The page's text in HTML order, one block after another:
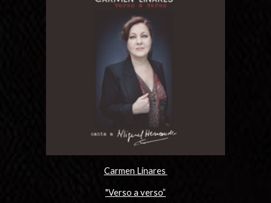
Carmen Linares
"Verso a verso”